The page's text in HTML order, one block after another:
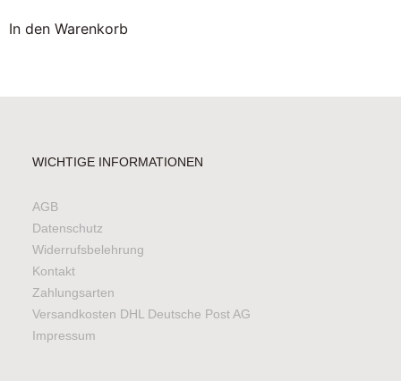
In den Warenkorb
WICHTIGE INFORMATIONEN
AGB
Datenschutz
Widerrufsbelehrung
Kontakt
Zahlungsarten
Versandkosten DHL Deutsche Post AG
Impressum